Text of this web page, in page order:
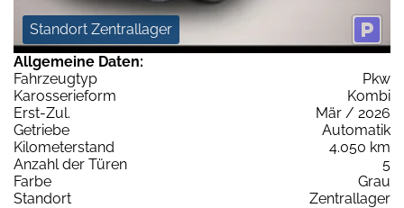
Standort Zentrallager
Allgemeine Daten:
Fahrzeugtyp
Pkw
Karosserieform
Kombi
Erst-Zul.
Mär / 2026
Getriebe
Automatik
Kilometerstand
4.050 km
Anzahl der Türen
5
Farbe
Grau
Standort
Zentrallager